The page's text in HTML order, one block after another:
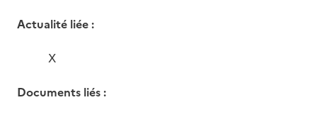
Actualité liée :
X
Documents liés :